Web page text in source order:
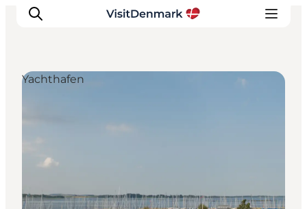
Erlebnisse
Reiseplanung
Yachthafen